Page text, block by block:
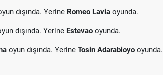
dışında. Yerine Romeo Lavia oyunda.
dışında. Yerine Estevao oyunda.
oyun dışında. Yerine Tosin Adarabioyo oyunda.